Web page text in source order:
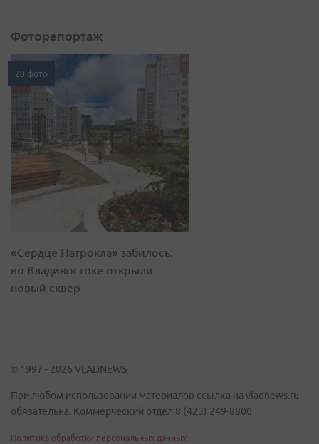
Фоторепортаж
20 фото
«Сердце Патрокла» забилось:
во Владивостоке открыли
новый сквер
© 1997 - 2026 VLADNEWS
При любом использовании материалов ссылка на vladnews.ru
обязательна. Коммерческий отдел 8 (423) 249-8800
Политика обработки персональных данных